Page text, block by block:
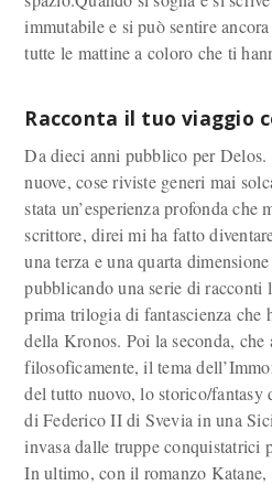
immutabile e si può sentire
tutte le mattine a coloro che ti
Racconta il tuo viaggio
Da dieci anni pubblico per Delos.
nuove, cose riviste generi mai
stata un’esperienza profonda che
scrittore, direi mi ha fatto
una terza e una quarta
pubblicando una serie di
prima trilogia di fantascienza che
della Kronos. Poi la seconda, che
filosoficamente, il tema
del tutto nuovo, lo storico/fantasy
di Federico II di Svevia in una
invasa dalle truppe conquistatrici
In ultimo, con il romanzo